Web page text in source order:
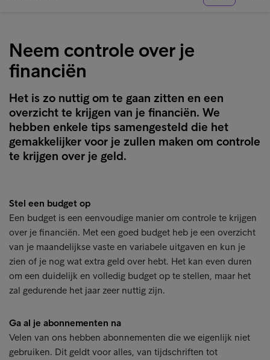
Neem controle over je
financiën
Het is zo nuttig om te gaan zitten en een
overzicht te krijgen van je financiën. We
hebben enkele tips samengesteld die het
gemakkelijker voor je zullen maken om controle
te krijgen over je geld.
Stel een budget op
Een budget is een eenvoudige manier om controle te krijgen
over je financiën. Met een goed budget heb je een overzicht
van je maandelijkse vaste en variabele uitgaven en kun je
zien of je nog wat extra geld over hebt. Het kan even duren
om een duidelijk en volledig budget op te stellen, maar het
zal gedurende het jaar zeer nuttig zijn.
Ga al je abonnementen na
Velen van ons hebben abonnementen die we eigenlijk niet
gebruiken. Dit geldt voor alles, van tijdschriften tot